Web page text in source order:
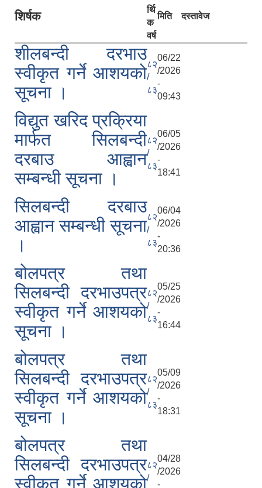
शिर्षक
र्थि
क
वर्ष
मिति दस्तावेज
शीलबन्दी दरभाउ
स्वीकृत गर्ने आशयको
सूचना ।
८२
/
८३
06/22
/2026
-
09:43
विद्युत खरिद प्रक्रिया
मार्फत सिलबन्दी
दरबाउ आह्वान
सम्बन्धी सूचना ।
८२
/
८३
06/05
/2026
-
18:41
सिलबन्दी दरबाउ
आह्वान सम्बन्धी सूचना
।
८२
/
८३
06/04
/2026
-
20:36
बोलपत्र तथा
सिलबन्दी दरभाउपत्र
स्वीकृत गर्ने आशयको
सूचना ।
८२
/
८३
05/25
/2026
-
16:44
बोलपत्र तथा
सिलबन्दी दरभाउपत्र
स्वीकृत गर्ने आशयको
सूचना ।
८२
/
८३
05/09
/2026
-
18:31
बोलपत्र तथा
सिलबन्दी दरभाउपत्र
स्वीकृत गर्ने आशयको
८२
/
04/28
/2026
-